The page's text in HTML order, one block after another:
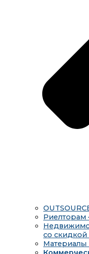
Риелторам
со
Материалы